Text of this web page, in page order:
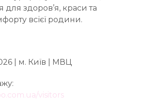
для здоров’я, краси та
всієї родини.
| м. Київ | МВЦ
visitors